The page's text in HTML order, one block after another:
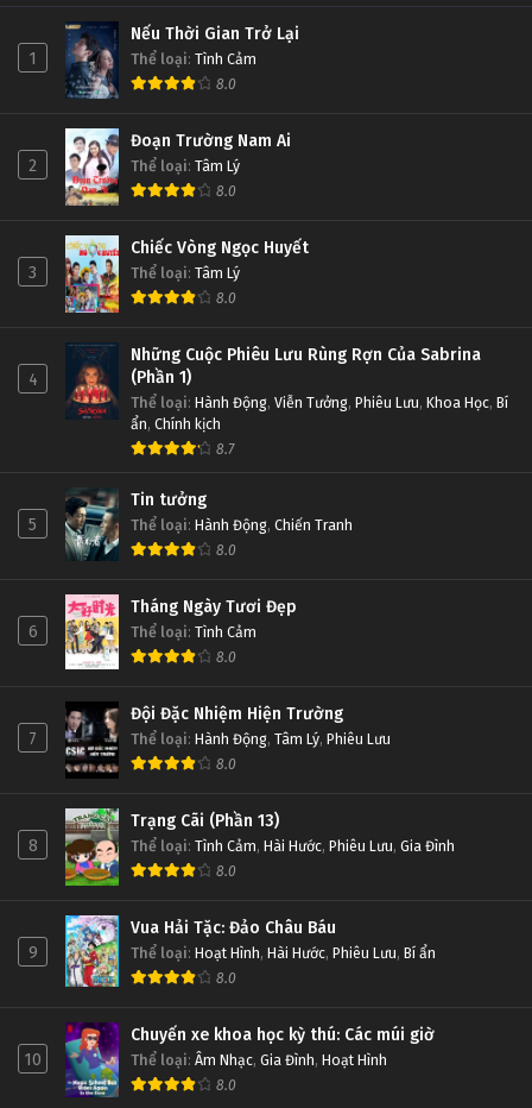
1
Nếu Thời Gian Trở Lại
Thể loại: Tình Cảm
8.0
2
Đoạn Trường Nam Ai
Thể loại: Tâm Lý
8.0
3
Chiếc Vòng Ngọc Huyết
Thể loại: Tâm Lý
8.0
4
Những Cuộc Phiêu Lưu Rùng Rợn Của Sabrina
(Phần 1)
Thể loại: Hành Động, Viễn Tưởng, Phiêu Lưu, Khoa Học, Bí
ẩn, Chính kịch
8.7
5
Tin tưởng
Thể loại: Hành Động, Chiến Tranh
8.0
6
Tháng Ngày Tươi Đẹp
Thể loại: Tình Cảm
8.0
7
Đội Đặc Nhiệm Hiện Trường
Thể loại: Hành Động, Tâm Lý, Phiêu Lưu
8.0
8
Trạng Cãi (Phần 13)
Thể loại: Tình Cảm, Hài Hước, Phiêu Lưu, Gia Đình
8.0
9
Vua Hải Tặc: Đảo Châu Báu
Thể loại: Hoạt Hình, Hài Hước, Phiêu Lưu, Bí ẩn
8.0
10
Chuyến xe khoa học kỳ thú: Các múi giờ
Thể loại: Âm Nhạc, Gia Đình, Hoạt Hình
8.0